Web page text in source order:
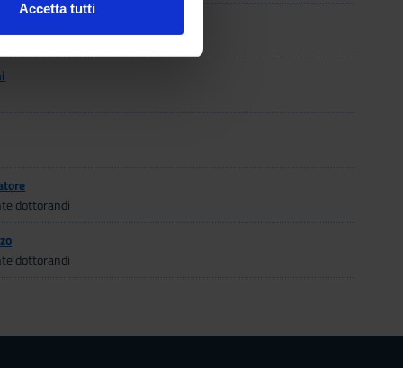
che hai fornito loro o
Accetta tutti
dottorandi
dottorandi